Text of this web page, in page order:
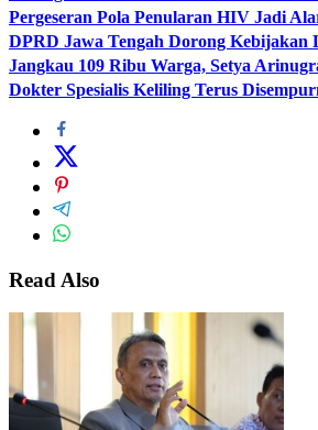
Pergeseran Pola Penularan HIV Jadi
DPRD Jawa Tengah Dorong Kebijakan
Jangkau 109 Ribu Warga, Setya
Dokter Spesialis Keliling Terus
Read Also